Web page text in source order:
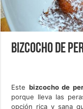
Bizcocho de
Este bizcocho de
porque lleva las
opción rica y sana